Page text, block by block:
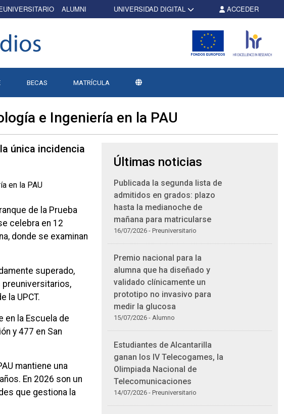
ALUMNI UNIVERSIDAD DIGITAL ACCEDER
BECAS MATRÍCULA
e Ingeniería en la PAU
única incidencia
de la Prueba
celebra en 12
donde se examinan
superado,
preuniversitarios,
la UPCT.
en la Escuela de
y 477 en San
mantiene una
En 2026 son un
que gestiona la
Últimas noticias
Publicada la segunda lista de
admitidos en grados: plazo
hasta la medianoche de
mañana para matricularse
16/07/2026 - Preuniversitario
Premio nacional para la
alumna que ha diseñado y
validado clínicamente un
prototipo no invasivo para
medir la glucosa
15/07/2026 - Alumno
Estudiantes de Alcantarilla
ganan los IV Telecogames, la
Olimpiada Nacional de
Telecomunicaciones
14/07/2026 - Preuniversitario